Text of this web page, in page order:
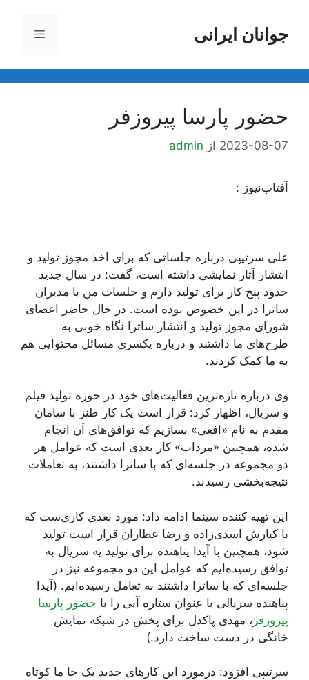
محتواجوانان ایرانی فهرست
حضور پارسا پیروزفر
2023-08-07 از admin
آفتاب‌‌نیوز :
علی سرتیپی درباره جلساتی که برای اخذ مجوز تولید و
انتشار آثار نمایشی داشته است، گفت: در سال جدید
حدود پنج کار برای تولید دارم و جلسات من با مدیران
ساترا در این خصوص بوده است. در حال حاضر اعضای
شورای مجوز تولید و انتشار ساترا نگاه خوبی به
طرح‌های ما داشتند و درباره یکسری مسائل محتوایی هم
به ما کمک کردند.
وی درباره تازه‌ترین فعالیت‌های خود در حوزه تولید فیلم
و سریال، اظهار کرد: قرار است یک کار طنز با سامان
مقدم به نام «افعی» بسازیم که توافق‌های آن انجام
شده، همچنین «مرداب» کار بعدی است که عوامل هر
دو مجموعه در جلسه‌ای که با ساترا داشتند، به تعاملات
نتیجه‌بخشی رسیدند.
این تهیه کننده سینما ادامه داد: مورد بعدی کاری‌ست که
با کیارش اسدی‌زاده و رضا عطاران قرار است تولید
شود، همچنین با آیدا پناهنده برای تولید یه سریال به
توافق رسیده‌ایم که عوامل این دو مجموعه نیز در
جلسه‌ای که با ساترا داشتند به تعامل رسیده‌ایم. (آیدا
پناهنده سریالی با عنوان ستاره آبی را با حضور پارسا
پیروزفر ، مهدی پاکدل برای پخش در شبکه نمایش
خانگی در دست ساخت دارد.)
سرتیپی افزود: درمورد این کار‌های جدید یک جا ما کوتاه